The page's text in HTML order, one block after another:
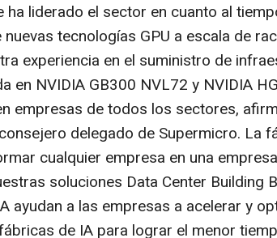
ha liderado el sector en cuanto al
tecnologías GPU a escala de
experiencia en el suministro de
en NVIDIA GB300 NVL72 y NVIDIA
empresas de todos los sectores,
delegado de Supermicro. La
cualquier empresa en una
soluciones Data Center Building
ayudan a las empresas a acelerar y
de IA para lograr el menor